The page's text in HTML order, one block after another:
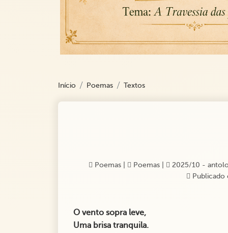
Início Poemas Textos
Poemas| Poemas|
2025/10 -
Publicado
O vento sopra leve,
Uma brisa tranquila.